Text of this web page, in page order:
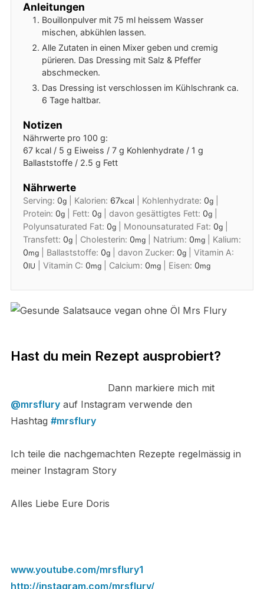
Anleitungen
Bouillonpulver mit 75 ml heissem Wasser
mischen, abkühlen lassen.
Alle Zutaten in einen Mixer geben und cremig
pürieren. Das Dressing mit Salz & Pfeffer
abschmecken.
Das Dressing ist verschlossen im Kühlschrank ca.
6 Tage haltbar.
Notizen
Nährwerte pro 100 g:
67 kcal / 5 g Eiweiss / 7 g Kohlenhydrate / 1 g
Ballaststoffe / 2.5 g Fett
Nährwerte
Serving: 0g| Kalorien: 67kcal Kohlenhydrate: 0g|
Protein: 0g| Fett: 0g| davon gesättigtes Fett: 0g|
Polyunsaturated Fat: 0g| Monounsaturated Fat: 0g|
Transfett: 0g| Cholesterin: 0mg| Natrium: 0mg| Kalium:
0mg| Ballaststoffe: 0g| davon Zucker: 0g| Vitamin A:
0IU Vitamin C: 0mg| Calcium: 0mg| Eisen: 0mg
Hast du mein Rezept ausprobiert?
Dann markiere mich mit
@mrsfluryauf Instagram verwende den
Hashtag #mrsflury
Ich teile die nachgemachten Rezepte regelmässig in
meiner Instagram Story
Alles Liebe Eure Doris
www.youtube.com/mrsflury1
http://instagram.com/mrsflury/